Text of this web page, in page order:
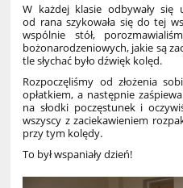
W każdej klasie odbywały
od rana szykowała się do tej
wspólnie stół,
bożonarodzeniowych, jakie są
tle słychać było dźwięk kolęd.
Rozpoczęliśmy od złożenia
opłatkiem, a następnie
na słodki poczęstunek i
wszyscy z zaciekawieniem
przy tym kolędy.
To był wspaniały dzień!